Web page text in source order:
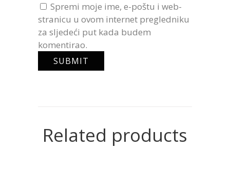
Spremi moje ime, e-poštu i web-
stranicu u ovom internet pregledniku
za sljedeći put kada budem
komentirao.
Related products